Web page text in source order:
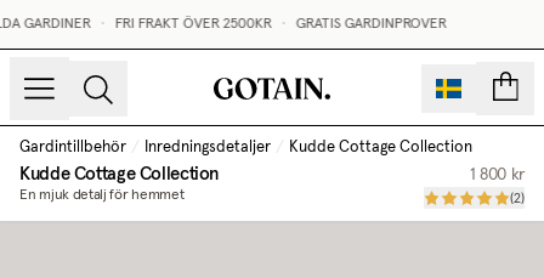
GARDINER FRI FRAKT ÖVER 2500KR GRATIS GARDINPROVER
Gardintillbehör / Inredningsdetaljer / Kudde Cottage Collection
Kudde Cottage Collection
En mjuk detalj för hemmet
1 800 kr
(2)